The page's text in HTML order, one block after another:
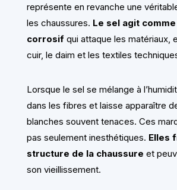
représente en revanche une
les chaussures. Le sel agit
corrosifqui attaque les matériaux,
cuir, le daim et les textiles
Lorsque le sel se mélange à
dans les fibres et laisse apparaître
blanches souvent tenaces. Ces
pas seulement inesthétiques. Elles
structure de la chaussure et
son vieillissement.